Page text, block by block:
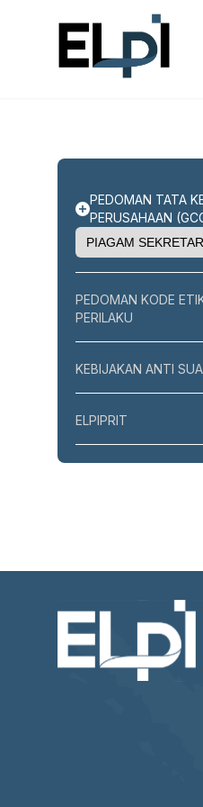
PEDOMAN TATA
PERUSAHAAN
PEDOMAN KODE
PERILAKU
KEBIJAKAN ANTI
ELPIPRIT